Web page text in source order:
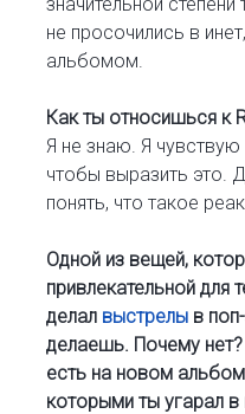
не просочились в
альбомом.
Как ты относишься к
Я не знаю. Я
чтобы выразить это.
понять, что такое
Одной из вещей,
привлекательной для
делал выстрелы в
делаешь. Почему
есть на новом
которыми ты угарал в